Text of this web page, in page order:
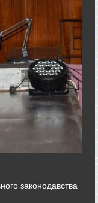
законодавства